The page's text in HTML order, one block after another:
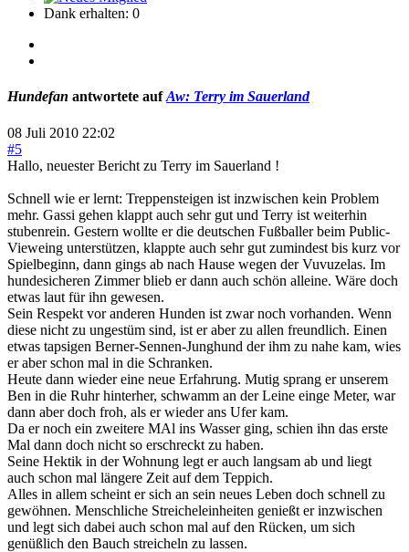
Dank erhalten: 0
Hundefan antwortete aufAw: Terry im Sauerland
08 Juli 2010 22:02
#5
Hallo, neuester Bericht zu Terry im Sauerland !
Schnell wie er lernt: Treppensteigen ist inzwischen kein Problem
mehr. Gassi gehen klappt auch sehr gut und Terry ist weiterhin
stubenrein. Gestern wollte er die deutschen Fußballer beim Public-
Vieweing unterstützen, klappte auch sehr gut zumindest bis kurz vor
Spielbeginn, dann gings ab nach Hause wegen der Vuvuzelas. Im
hundesicheren Zimmer blieb er dann auch schön alleine. Wäre doch
etwas laut für ihn gewesen.
Sein Respekt vor anderen Hunden ist zwar noch vorhanden. Wenn
diese nicht zu ungestüm sind, ist er aber zu allen freundlich. Einen
etwas tapsigen Berner-Sennen-Junghund der ihm zu nahe kam, wies
er aber schon mal in die Schranken.
Heute dann wieder eine neue Erfahrung. Mutig sprang er unserem
Ben in die Ruhr hinterher, schwamm an der Leine einge Meter, war
dann aber doch froh, als er wieder ans Ufer kam.
Da er noch ein zweitere MAl ins Wasser ging, schien ihn das erste
Mal dann doch nicht so erschreckt zu haben.
Seine Hektik in der Wohnung legt er auch langsam ab und liegt
auch schon mal längere Zeit auf dem Teppich.
Alles in allem scheint er sich an sein neues Leben doch schnell zu
gewöhnen. Menschliche Streicheleinheiten genießt er inzwischen
und legt sich dabei auch schon mal auf den Rücken, um sich
genüßlich den Bauch streicheln zu lassen.